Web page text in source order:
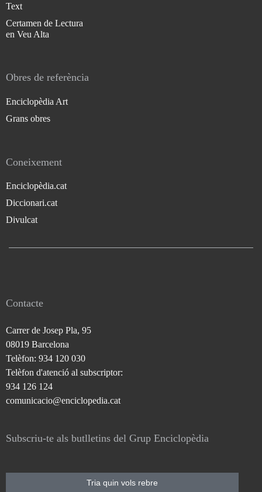
Text
Certamen de Lectura
en Veu Alta
Obres de referència
Enciclopèdia Art
Grans obres
Coneixement
Enciclopèdia.cat
Diccionari.cat
Divulcat
Contacte
Carrer de Josep Pla, 95
08019 Barcelona
Telèfon: 934 120 030
Telèfon d'atenció al subscriptor:
934 126 124
comunicacio@enciclopedia.cat
Subscriu-te als butlletins del Grup Enciclopèdia
Tria quin vols rebre